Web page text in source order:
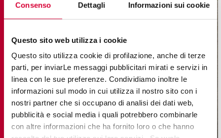
Consenso Dettagli Informazioni sui cookie
Questo sito web utilizza i cookie
Questo sito utilizza cookie di profilazione, anche di terze
parti, per inviarLe messaggi pubblicitari mirati e servizi in
linea con le sue preferenze. Condividiamo inoltre le
informazioni sul modo in cui utilizza il nostro sito con i
nostri partner che si occupano di analisi dei dati web,
pubblicità e social media i quali potrebbero combinarle
con altre informazioni che ha fornito loro o che hanno
ARKÈ
Gres Porcelánico Imitación Piedra